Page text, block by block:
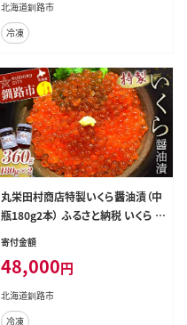
北海道釧路市
冷凍
丸栄田村商店特製いくら醤油漬（中
瓶180g2本） ふるさと納税 いくら F5
F-0009
寄付金額
48,000円
北海道釧路市
冷凍